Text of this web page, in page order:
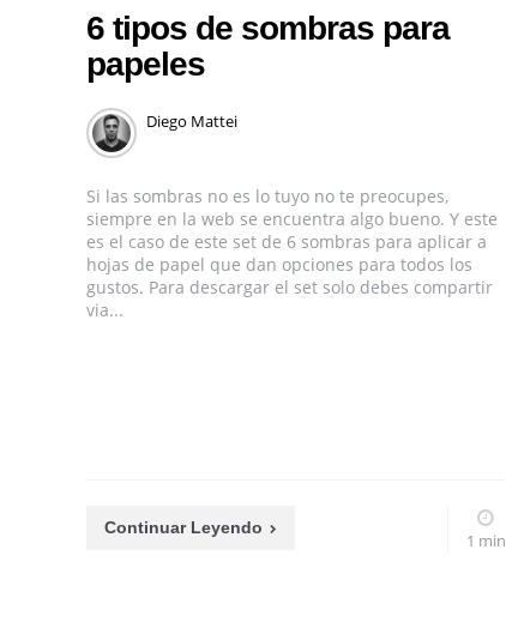
6 tipos de sombras para
papeles
Diego Mattei
Si las sombras no es lo tuyo no te preocupes,
siempre en la web se encuentra algo bueno. Y este
es el caso de este set de 6 sombras para aplicar a
hojas de papel que dan opciones para todos los
gustos. Para descargar el set solo debes compartir
via...
Continuar Leyendo
1 min